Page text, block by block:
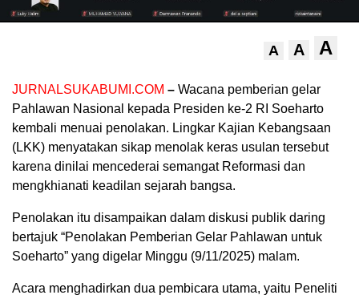
A A A
JURNALSUKABUMI.COM – Wacana pemberian gelar
Pahlawan Nasional kepada Presiden ke-2 RI Soeharto
kembali menuai penolakan. Lingkar Kajian Kebangsaan
(LKK) menyatakan sikap menolak keras usulan tersebut
karena dinilai mencederai semangat Reformasi dan
mengkhianati keadilan sejarah bangsa.
Penolakan itu disampaikan dalam diskusi publik daring
bertajuk “Penolakan Pemberian Gelar Pahlawan untuk
Soeharto” yang digelar Minggu (9/11/2025) malam.
Acara menghadirkan dua pembicara utama, yaitu Peneliti